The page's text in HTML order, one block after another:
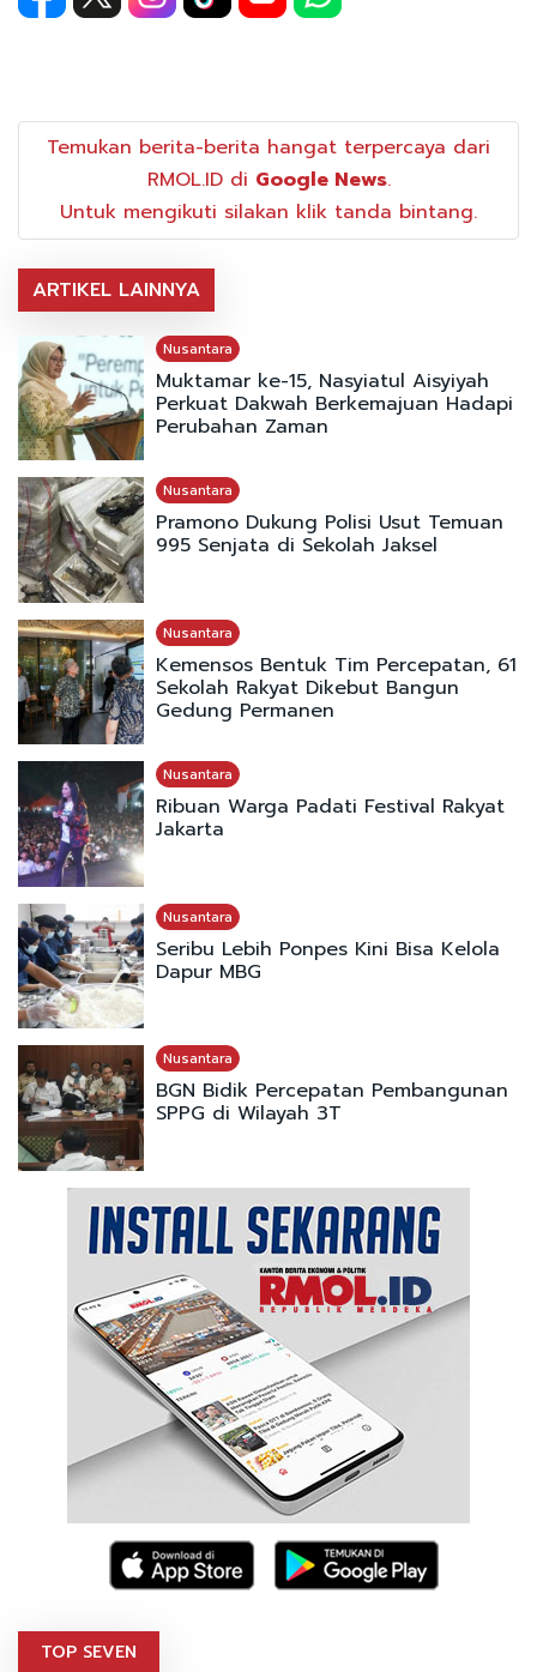
Temukan berita-berita hangat terpercaya dari
RMOL.ID di Google News.
Untuk mengikuti silakan klik tanda bintang.
ARTIKEL LAINNYA
Nusantara
Muktamar ke-15, Nasyiatul Aisyiyah
Perkuat Dakwah Berkemajuan Hadapi
Perubahan Zaman
Nusantara
Pramono Dukung Polisi Usut Temuan
995 Senjata di Sekolah Jaksel
Nusantara
Kemensos Bentuk Tim Percepatan, 61
Sekolah Rakyat Dikebut Bangun
Gedung Permanen
Nusantara
Ribuan Warga Padati Festival Rakyat
Jakarta
Nusantara
Seribu Lebih Ponpes Kini Bisa Kelola
Dapur MBG
Nusantara
BGN Bidik Percepatan Pembangunan
SPPG di Wilayah 3T
TOP SEVEN